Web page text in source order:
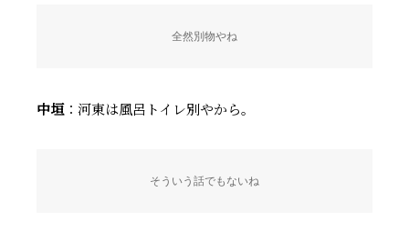
全然別物やね
中垣：河東は風呂トイレ別やから。
そういう話でもないね